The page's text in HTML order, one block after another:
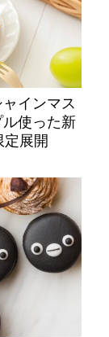
インマス
使った新
定展開